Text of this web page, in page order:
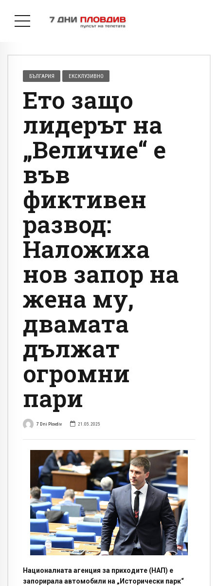
БЪЛГАРИЯ ЕКСКЛУЗИВНО
Ето защо
лидерът на
„Величие“ е
във
фиктивен
развод:
Наложиха
нов запор на
жена му,
двамата
дължат
огромни
пари
7 Dni Plovdiv 21.05.2025
Националната агенция за приходите (НАП) е
запорирала автомобили на „Исторически парк“